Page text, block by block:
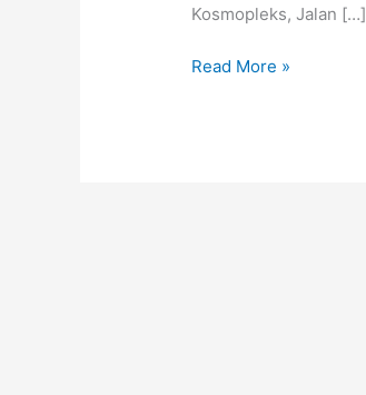
Kosmopleks, Jalan […]
Read More »